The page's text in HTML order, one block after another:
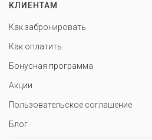
КЛИЕНТАМ
Как забронировать
Как оплатить
Бонусная программа
Акции
Пользовательское соглашение
Блог